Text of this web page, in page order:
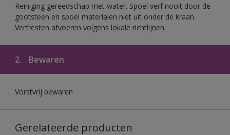
Reiniging gereedschap met water. Spoel verf nooit door de
gootsteen en spoel materialen niet uit onder de kraan.
Verfresten afvoeren volgens lokale richtlijnen.
2. Bewaren
Vorstvrij bewaren
Gerelateerde producten